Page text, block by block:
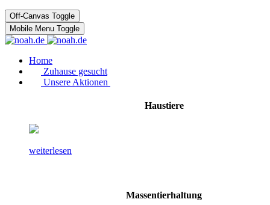
Off-Canvas Toggle
Mobile Menu Toggle
Home
Zuhause gesucht
Unsere Aktionen
Haustiere
weiterlesen
Massentierhaltung